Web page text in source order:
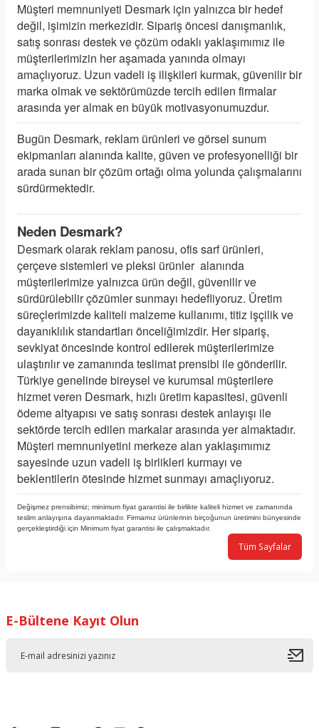
Müşteri memnuniyeti Desmark için yalnızca bir hedef
değil, işimizin merkezidir. Sipariş öncesi danışmanlık,
satış sonrası destek ve çözüm odaklı yaklaşımımız ile
müşterilerimizin her aşamada yanında olmayı
amaçlıyoruz. Uzun vadeli iş ilişkileri kurmak, güvenilir bir
marka olmak ve sektörümüzde tercih edilen firmalar
arasında yer almak en büyük motivasyonumuzdur.
Bugün Desmark, reklam ürünleri ve görsel sunum
ekipmanları alanında kalite, güven ve profesyonelliği bir
arada sunan bir çözüm ortağı olma yolunda çalışmalarını
sürdürmektedir.
Neden Desmark?
Desmark olarak reklam panosu, ofis sarf ürünleri,
çerçeve sistemleri ve pleksi ürünler alanında
müşterilerimize yalnızca ürün değil, güvenilir ve
sürdürülebilir çözümler sunmayı hedefliyoruz. Üretim
süreçlerimizde kaliteli malzeme kullanımı, titiz işçilik ve
dayanıklılık standartları önceliğimizdir. Her sipariş,
sevkiyat öncesinde kontrol edilerek müşterilerimize
ulaştırılır ve zamanında teslimat prensibi ile gönderilir.
Türkiye genelinde bireysel ve kurumsal müşterilere
hizmet veren Desmark, hızlı üretim kapasitesi, güvenli
ödeme altyapısı ve satış sonrası destek anlayışı ile
sektörde tercih edilen markalar arasında yer almaktadır.
Müşteri memnuniyetini merkeze alan yaklaşımımız
sayesinde uzun vadeli iş birlikleri kurmayı ve
beklentilerin ötesinde hizmet sunmayı amaçlıyoruz.
Değişmez prensibimiz; minimum fiyat garantisi ile birlikte kaliteli hizmet ve zamanında
teslim anlayışına dayanmaktadır. Firmamız ürünlerinin birçoğunun üretimini bünyesinde
gerçekleştirdiği için Minimum fiyat garantisi ile çalışmaktadır.
Tüm Sayfalar
E-Bültene Kayıt Olun